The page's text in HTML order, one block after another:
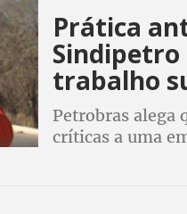
Prática
Sindipetro
trabalho
Petrobras alega
críticas a uma